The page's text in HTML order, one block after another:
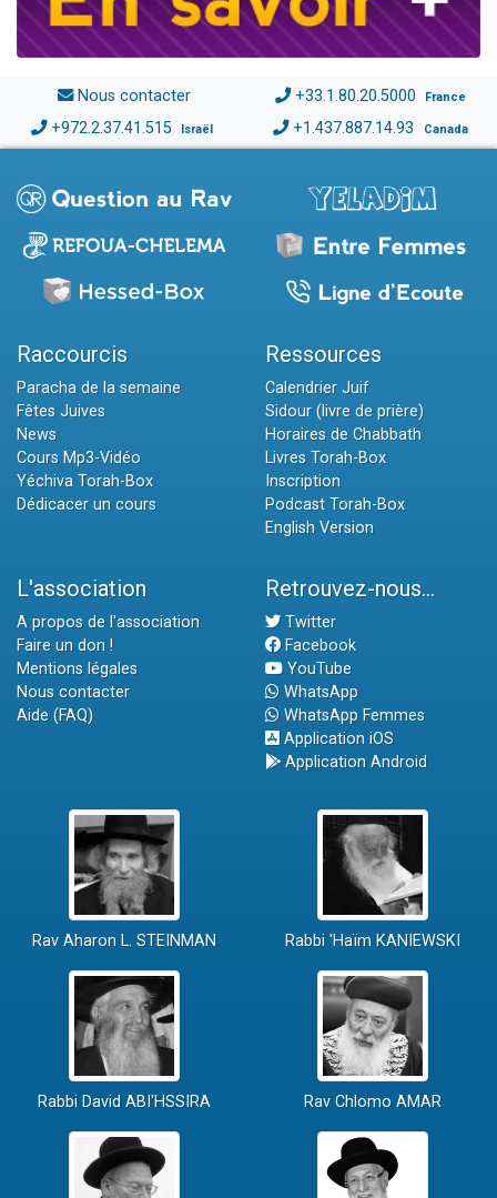
Nous contacter +33.1.80.20.5000 France
+972.2.37.41.515 Israël +1.437.887.14.93 Canada
Raccourcis
Paracha de la semaine
Fêtes Juives
News
Cours Mp3-Vidéo
Yéchiva Torah-Box
Dédicacer un cours
Ressources
Calendrier Juif
Sidour (livre de prière)
Horaires de Chabbath
Livres Torah-Box
Inscription
Podcast Torah-Box
English Version
L'association
A propos de l'association
Faire un don !
Mentions légales
Nous contacter
Aide (FAQ)
Retrouvez-nous...
Twitter
Facebook
YouTube
WhatsApp
WhatsApp Femmes
Application iOS
Application Android
Rav Aharon L. STEINMAN Rabbi 'Haïm KANIEWSKI
Rabbi David ABI'HSSIRA Rav Chlomo AMAR